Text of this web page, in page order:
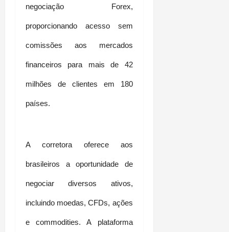
negociação Forex,
proporcionando acesso sem
comissões aos mercados
financeiros para mais de 42
milhões de clientes em 180
países.
A corretora oferece aos
brasileiros a oportunidade de
negociar diversos ativos,
incluindo moedas, CFDs, ações
e commodities. A plataforma